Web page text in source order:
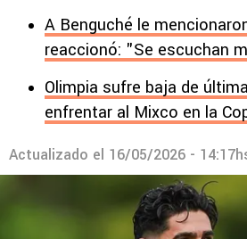
A Benguché le
reaccionó: "Se escuchan
Olimpia sufre baja de
enfrentar al Mixco en la
Actualizado el 16/05/2026 -